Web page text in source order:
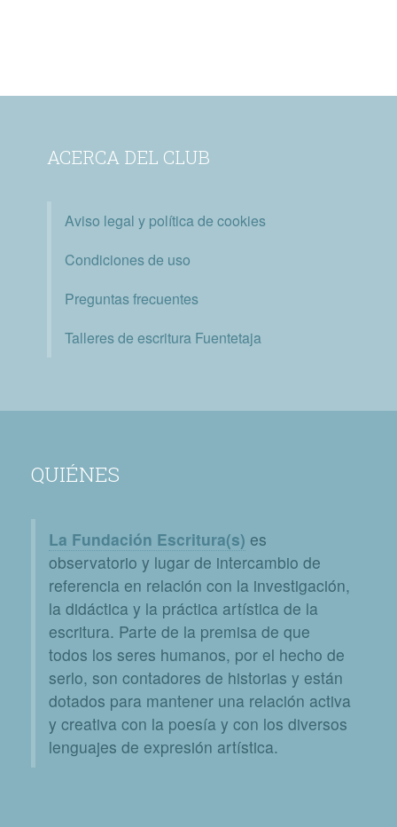
ACERCA DEL CLUB
Aviso legal y política de cookies
Condiciones de uso
Preguntas frecuentes
Talleres de escritura Fuentetaja
QUIÉNES
La Fundación Escritura(s) es
observatorio y lugar de intercambio de
referencia en relación con la investigación,
la didáctica y la práctica artística de la
escritura. Parte de la premisa de que
todos los seres humanos, por el hecho de
serlo, son contadores de historias y están
dotados para mantener una relación activa
y creativa con la poesía y con los diversos
lenguajes de expresión artística.